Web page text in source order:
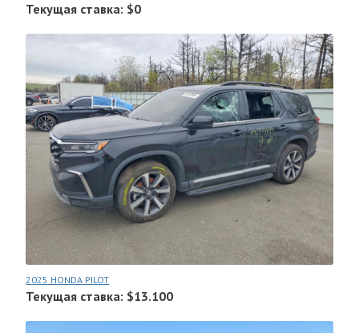
Текущая ставка: $0
2025 HONDA PILOT
Текущая ставка: $13.100